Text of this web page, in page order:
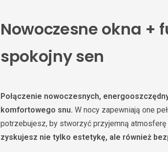
Nowoczesne okna +
spokojny sen
Połączenie nowoczesnych,
komfortowego snu. W nocy zapewniają one
potrzebujesz, by stworzyć przyjemną atmosferę
zyskujesz nie tylko estetykę, ale również